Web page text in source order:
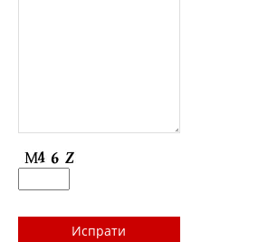
УПОТРЕБА И ЗАШТИТА НА
ПОДГОТВЕНОСТ И ДЕЈСТВО ПРИ